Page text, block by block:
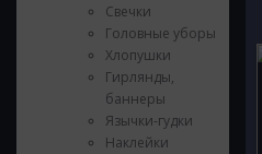
Свечки
Головные уборы
Хлопушки
Гирлянды,
баннеры
Язычки-гудки
Наклейки